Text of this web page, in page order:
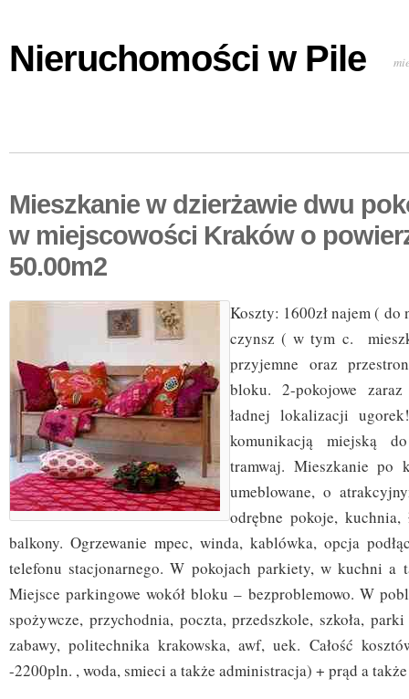
Nieruchomości w Pile
Mieszkanie w dzierżawie dwu
w miejscowości Kraków o
50.00m2
Koszty: 1600zł najem (
czynsz ( w tym c.
przyjemne oraz
bloku. 2-pokojowe
ładnej lokalizacji
komunikacją miejską
tramwaj. Mieszkanie po
umeblowane, o
odrębne pokoje, kuchnia,
balkony. Ogrzewanie mpec, winda, kablówka, opcja
telefonu stacjonarnego. W pokojach parkiety, w kuchni a
Miejsce parkingowe wokół bloku – bezproblemowo. W
spożywcze, przychodnia, poczta, przedszkole, szkoła,
zabawy, politechnika krakowska, awf, uek. Całość
-2200pln. , woda, smieci a także administracja) + prąd a